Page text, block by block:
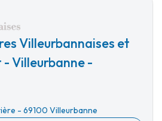
Villeurbannaises et
Villeurbanne -
- 69100 Villeurbanne